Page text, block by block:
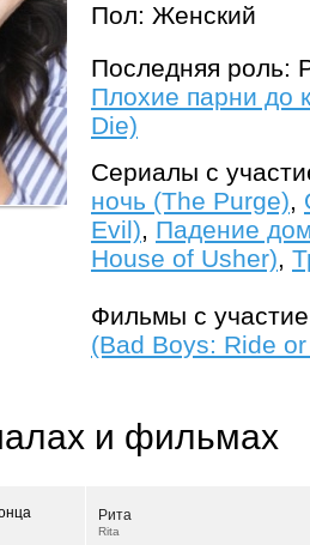
Пол: Женский
Последняя роль:
Плохие парни до
Die)
Сериалы с
ночь (The Purge),
Evil), Падение
House of Usher),
Фильмы с
(Bad Boys: Ride
и фильмах
Рита
Rita